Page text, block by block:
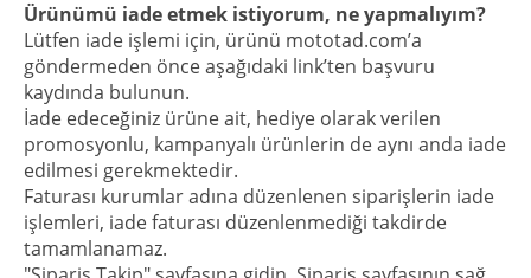
Ürünümü iade etmek istiyorum, ne yapmalıyım?
Lütfen iade işlemi için, ürünü mototad.com’a
göndermeden önce aşağıdaki link’ten başvuru
kaydında bulunun.
İade edeceğiniz ürüne ait, hediye olarak verilen
promosyonlu, kampanyalı ürünlerin de aynı anda iade
edilmesi gerekmektedir.
Faturası kurumlar adına düzenlenen siparişlerin iade
işlemleri, iade faturası düzenlenmediği takdirde
tamamlanamaz.